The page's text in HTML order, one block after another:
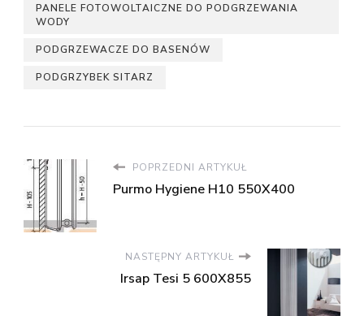
PANELE FOTOWOLTAICZNE DO PODGRZEWANIA
WODY
PODGRZEWACZE DO BASENÓW
PODGRZYBEK SITARZ
POPRZEDNI ARTYKUŁ
Purmo Hygiene H10 550X400
NASTĘPNY ARTYKUŁ
Irsap Tesi 5 600X855